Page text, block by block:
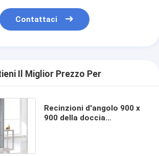
Contattaci
Il Miglior Prezzo Per
Recinzioni d'angolo 900 x
900 della doccia